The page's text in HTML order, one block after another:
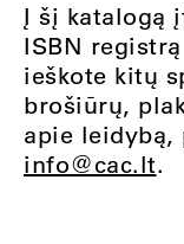
Į šį katalogą
ISBN
ieškote kitų
brošiūrų,
apie leidybą,
info@cac.lt.